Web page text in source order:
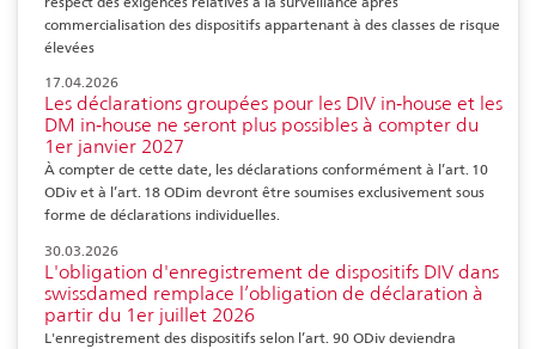
commercialisation des dispositifs appartenant à des classes de risque
élevées
17.04.2026
Les déclarations groupées pour les DIV in‑house et les
DM in‑house ne seront plus possibles à compter du
1er janvier 2027
À compter de cette date, les déclarations conformément à l’art. 10
ODiv et à l’art. 18 ODim devront être soumises exclusivement sous
forme de déclarations individuelles.
30.03.2026
L'obligation d'enregistrement de dispositifs DIV dans
swissdamed remplace l’obligation de déclaration à
partir du 1er juillet 2026
L'enregistrement des dispositifs selon l’art. 90 ODiv deviendra